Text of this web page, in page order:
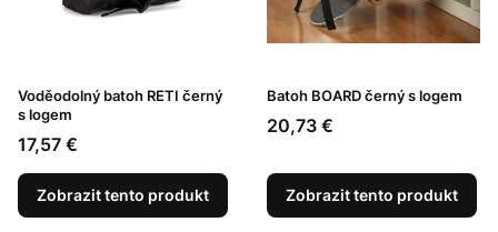
Voděodolný batoh RETI černý
s logem
Cena
17,57 €
Zobrazit tento produkt
Batoh BOARD černý s logem
Cena
20,73 €
Zobrazit tento produkt